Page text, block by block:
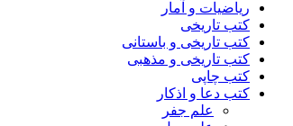
ریاضیات و آمار
کتب تاریخی
کتب تاریخی و باستانی
کتب تاریخی و مذهبی
کتب چاپی
کتب دعا و اذکار
علم جفر